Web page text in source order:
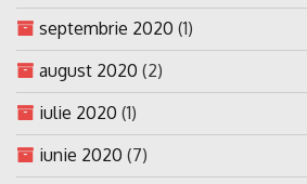
septembrie 2020 (1)
august 2020 (2)
iulie 2020 (1)
iunie 2020 (7)